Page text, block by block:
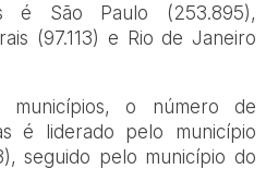
é São Paulo (253.895),
(97.113) e Rio de Janeiro
municípios, o número de
é liderado pelo município
seguido pelo município do